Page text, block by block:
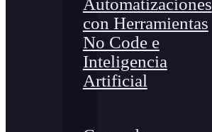
Automatizaciones
con Herramientas
No Code e
Inteligencia
Artificial